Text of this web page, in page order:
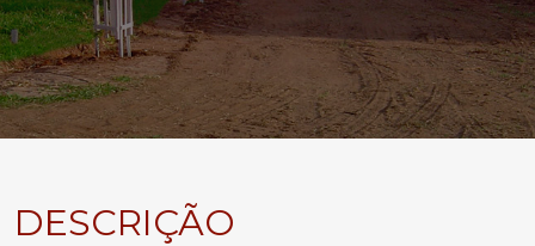
DESCRIÇÃO